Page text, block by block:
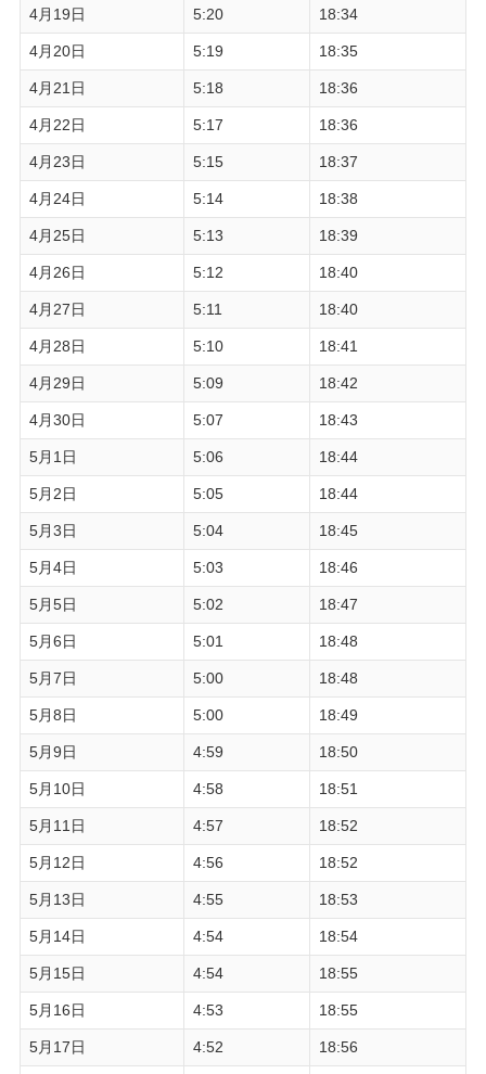
4月19日 5:20 18:34
4月20日 5:19 18:35
4月21日 5:18 18:36
4月22日 5:17 18:36
4月23日 5:15 18:37
4月24日 5:14 18:38
4月25日 5:13 18:39
4月26日 5:12 18:40
4月27日 5:11 18:40
4月28日 5:10 18:41
4月29日 5:09 18:42
4月30日 5:07 18:43
5月1日 5:06 18:44
5月2日 5:05 18:44
5月3日 5:04 18:45
5月4日 5:03 18:46
5月5日 5:02 18:47
5月6日 5:01 18:48
5月7日 5:00 18:48
5月8日 5:00 18:49
5月9日 4:59 18:50
5月10日 4:58 18:51
5月11日 4:57 18:52
5月12日 4:56 18:52
5月13日 4:55 18:53
5月14日 4:54 18:54
5月15日 4:54 18:55
5月16日 4:53 18:55
5月17日 4:52 18:56